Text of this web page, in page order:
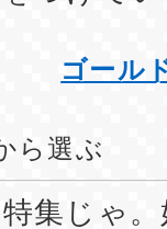
ゴール
ら選ぶ
集じゃ